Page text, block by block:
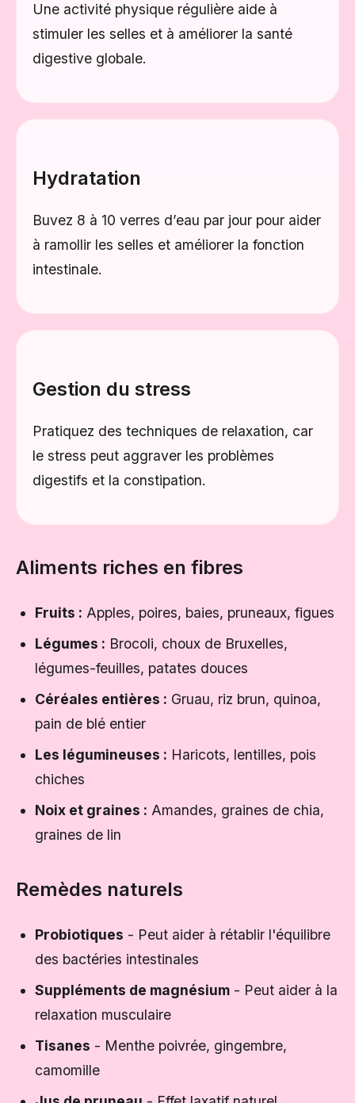
Une activité physique régulière aide à
stimuler les selles et à améliorer la santé
digestive globale.
Hydratation
Buvez 8 à 10 verres d’eau par jour pour aider
à ramollir les selles et améliorer la fonction
intestinale.
Gestion du stress
Pratiquez des techniques de relaxation, car
le stress peut aggraver les problèmes
digestifs et la constipation.
Aliments riches en fibres
Fruits : Apples, poires, baies, pruneaux, figues
Légumes : Brocoli, choux de Bruxelles,
légumes-feuilles, patates douces
Céréales entières : Gruau, riz brun, quinoa,
pain de blé entier
Les légumineuses : Haricots, lentilles, pois
chiches
Noix et graines : Amandes, graines de chia,
graines de lin
Remèdes naturels
Probiotiques - Peut aider à rétablir l'équilibre
des bactéries intestinales
Suppléments de magnésium - Peut aider à la
relaxation musculaire
Tisanes - Menthe poivrée, gingembre,
camomille